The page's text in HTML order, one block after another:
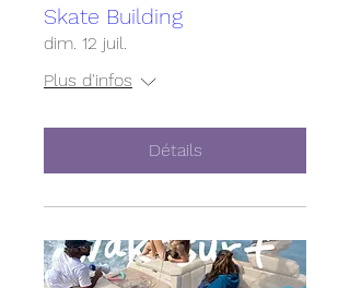
Skate Building
dim. 12 juil.
Plus d'infos
Détails